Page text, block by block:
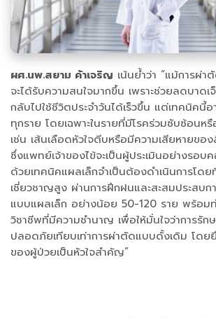
ผศ.นพ.สยาม ค้าเจริญ เน้นย้ำว่า “แม้การผ่า
จะได้รับความสนใจมากขึ้น เพราะช่วยลดบาด
กลับไปใช้ชีวิตประจำวันได้เร็วขึ้น แต่เทคนิคนี้อ
ทุกราย โดยเฉพาะในรายที่มีโรคร่วมซับซ้อนหรื
เช่น เส้นเลือดหัวใจตีบหรือมีความเสียหายขอ
ซึ่งแพทย์เจ้าของไข้จะเป็นผู้ประเมินอย่างรอ
ด้วยเทคนิคแผลเล็กจำเป็นต้องดำเนินการโด
เชี่ยวชาญสูง ผ่านการฝึกฝนและสะสมประสบ
แบบแผลเล็ก อย่างน้อย 50-120 ราย พร้อม
วิชาชีพที่มีความชำนาญ เพื่อให้มั่นใจว่าการรัก
ปลอดภัยเทียบเท่าการผ่าตัดแบบดั้งเดิม โด
ของผู้ป่วยเป็นหัวใจสำคัญ”